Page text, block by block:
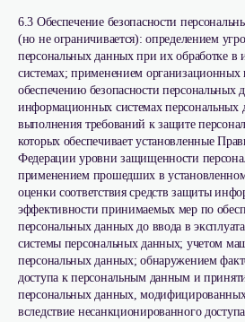
6.3 Обеспечение безопасности
(но не ограничивается): определением
персональных данных при их обработке
системах; применением организационных
обеспечению безопасности персональных
информационных системах персональных
выполнения требований к защите
которых обеспечивает установленные
Федерации уровни защищенности
применением прошедших в
оценки соответствия средств защиты
эффективности принимаемых мер по
персональных данных до ввода в
системы персональных данных; учетом
персональных данных; обнаружением
доступа к персональным данным и
персональных данных,
вследствие несанкционированного